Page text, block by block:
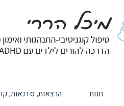
חנות הרצאות, סדנאות,